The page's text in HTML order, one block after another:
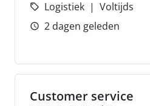
Logistiek
Voltijds
2 dagen geleden
Customer service